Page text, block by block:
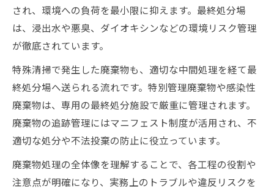
され、環境への負荷を最小限に抑えます。最終処分場
は、浸出水や悪臭、ダイオキシンなどの環境リスク管理
が徹底されています。
特殊清掃で発生した廃棄物も、適切な中間処理を経て最
終処分場へ送られる流れです。特別管理廃棄物や感染性
廃棄物は、専用の最終処分施設で厳重に管理されます。
廃棄物の追跡管理にはマニフェスト制度が活用され、不
適切な処分や不法投棄の防止に役立っています。
廃棄物処理の全体像を理解することで、各工程の役割や
注意点が明確になり、実務上のトラブルや違反リスクを